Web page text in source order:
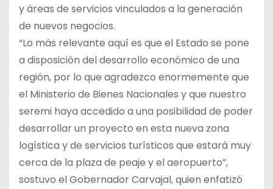
y áreas de servicios vinculados a la generación
de nuevos negocios.
“Lo más relevante aquí es que el Estado se pone
a disposición del desarrollo económico de una
región, por lo que agradezco enormemente que
el Ministerio de Bienes Nacionales y que nuestro
seremi haya accedido a una posibilidad de poder
desarrollar un proyecto en esta nueva zona
logística y de servicios turísticos que estará muy
cerca de la plaza de peaje y el aeropuerto”,
sostuvo el Gobernador Carvajal, quien enfatizó